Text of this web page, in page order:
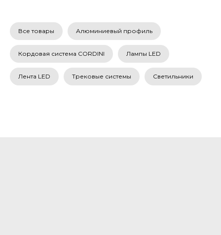
Все товары Алюминиевый профиль
Кордовая система CORDINI Лампы LED
Лента LED Трековые системы Светильники